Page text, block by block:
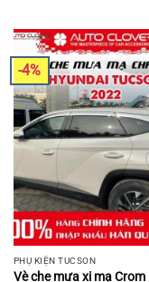
-4%
PHỤ KIỆN TUCSON
Vè che mưa xi mạ Crom